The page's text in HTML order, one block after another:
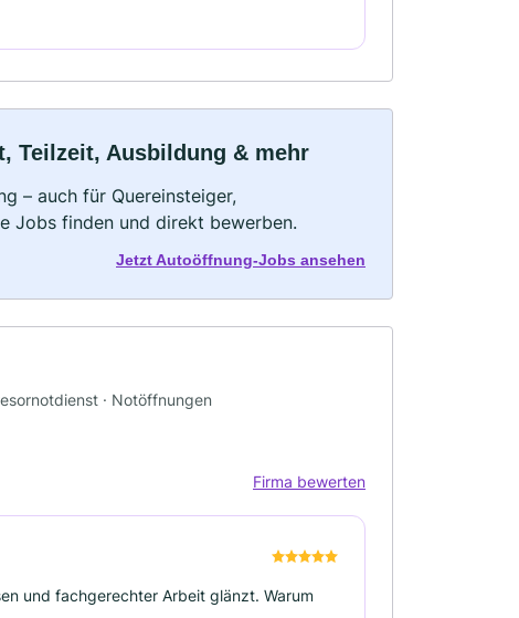
Teilzeit, Ausbildung & mehr
– auch für Quereinsteiger,
Jobs finden und direkt bewerben.
Jetzt Autoöffnung-Jobs ansehen
· Notöffnungen
Firma bewerten
und fachgerechter Arbeit glänzt. Warum